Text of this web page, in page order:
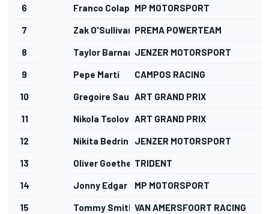
6 Franco ColapintoMP MOTORSPORT
7 Zak O'Sullivan PREMA POWERTEAM
8 Taylor BarnardJENZER MOTORSPORT
9 Pepe Martí CAMPOS RACING
10 Gregoire SaucyART GRAND PRIX
11 Nikola Tsolov ART GRAND PRIX
12 Nikita Bedrin JENZER MOTORSPORT
13 Oliver Goethe TRIDENT
14 Jonny Edgar MP MOTORSPORT
15 Tommy Smith VAN AMERSFOORT RACING